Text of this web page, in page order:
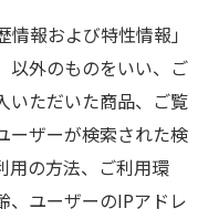
報および特性情報」
以外のものをいい、ご
いただいた商品、ご覧
ーザーが検索された検
用の方法、ご利用環
、ユーザーのIPアドレ